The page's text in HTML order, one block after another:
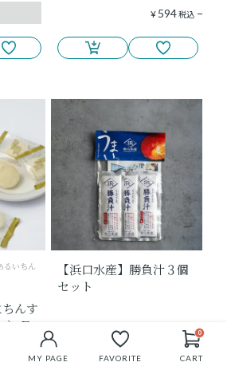
お問い合わせ
樂園百貨店
お気に入り
特定商取引法に基づく表記
¥ 594税込
るいちん
んす
）Ｆ
【浜口水産】勝負汁３個
セット
税込
MY PAGE FAVORITE
0
CART